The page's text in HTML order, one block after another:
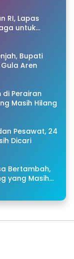
RI, Lapas
untuk
Bupati
Aren
di Perairan
Masih Hilang
Pesawat, 24
Dicari
Bertambah,
yang Masih